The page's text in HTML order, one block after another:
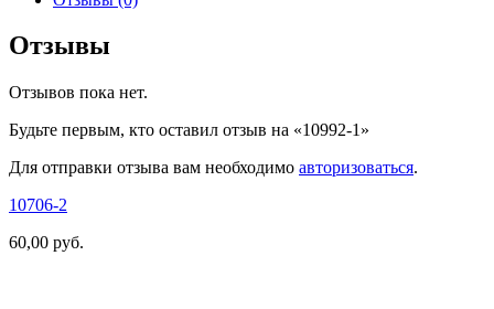
Отзывы
Отзывов пока нет.
Будьте первым, кто оставил отзыв на «10992-1»
Для отправки отзыва вам необходимо авторизоваться.
10706-2
60,00 руб.